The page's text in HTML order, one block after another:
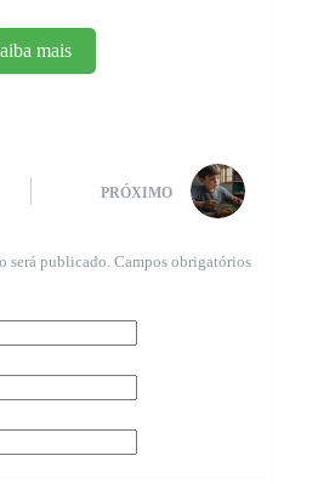
mais
PRÓXIMO
será publicado. Campos obrigatórios